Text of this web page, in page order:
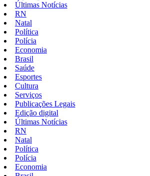
Últimas Notícias
RN
Natal
Política
Polícia
Economia
Brasil
Saúde
Esportes
Cultura
Serviços
Publicações Legais
Edição digital
Últimas Notícias
RN
Natal
Política
Polícia
Economia